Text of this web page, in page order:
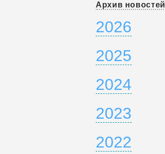
Архив новостей
2026
2025
2024
2023
2022